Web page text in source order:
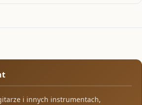
i innych instrumentach,